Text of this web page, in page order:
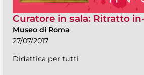
Curatore in sala: Ritratto
Museo di Roma
27/07/2017
Didattica per tutti